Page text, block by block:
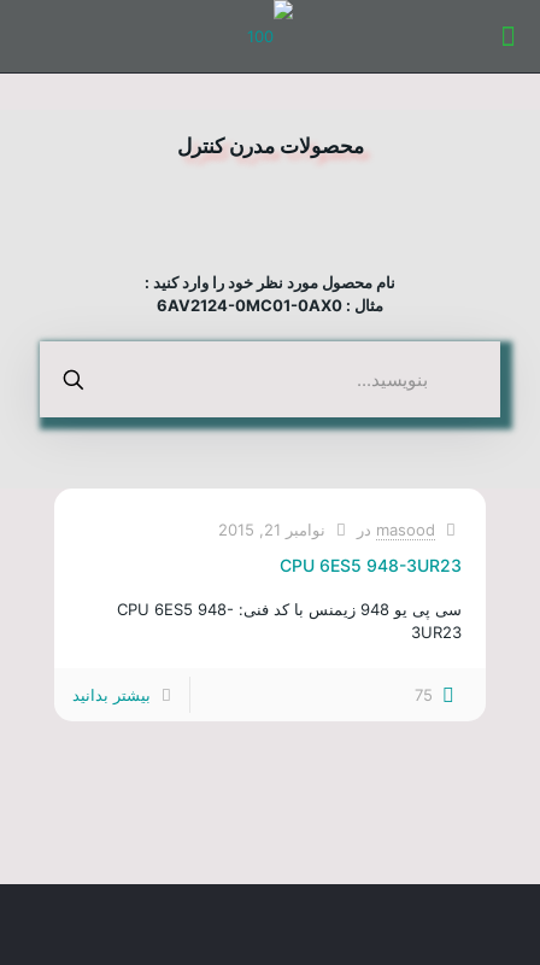
محصولات مدرن کنترل
نام محصول مورد نظر خود را وارد کنید :
مثال : 6AV2124-0MC01-0AX0
masood در نوامبر 21, 2015
CPU 6ES5 948-3UR23
سی پی یو 948 زیمنس با کد فنی: CPU 6ES5 948-
3UR23
75 بیشتر بدانید